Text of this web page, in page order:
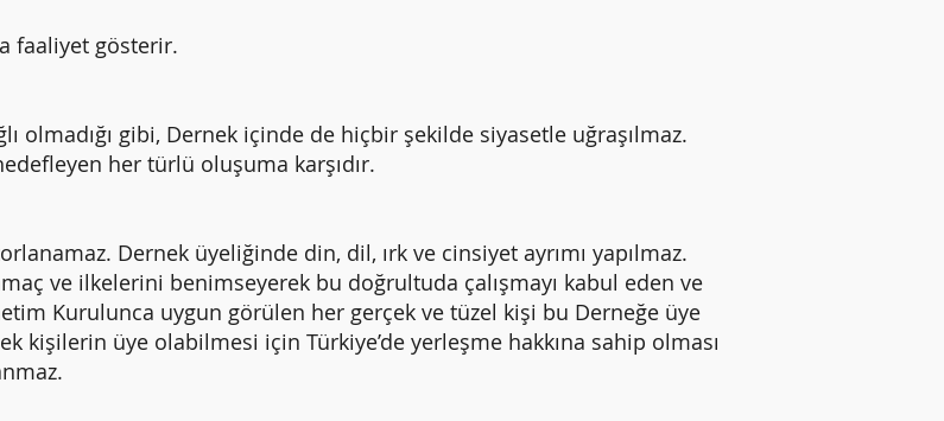
faaliyet gösterir.
olmadığı gibi, Dernek içinde de hiçbir şekilde siyasetle uğraşılmaz.
her türlü oluşuma karşıdır.
Dernek üyeliğinde din, dil, ırk ve cinsiyet ayrımı yapılmaz.
ve ilkelerini benimseyerek bu doğrultuda çalışmayı kabul eden ve
Kurulunca uygun görülen her gerçek ve tüzel kişi bu Derneğe üye
kişilerin üye olabilmesi için Türkiye’de yerleşme hakkına sahip olması